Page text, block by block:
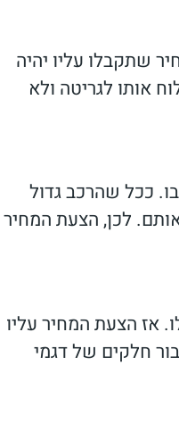
שתקבלו עליו יהיה
אותו לגריטה ולא
ככל שהרכב גדול
אותם. לכן, הצעת המחיר
אז הצעת המחיר עליו
חלקים של דגמי